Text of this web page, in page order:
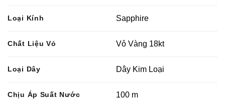
Loại Kính Sapphire
Chất Liệu Vỏ Vỏ Vàng 18kt
Loại Dây Dây Kim Loại
Chịu Áp Suất Nước 100 m